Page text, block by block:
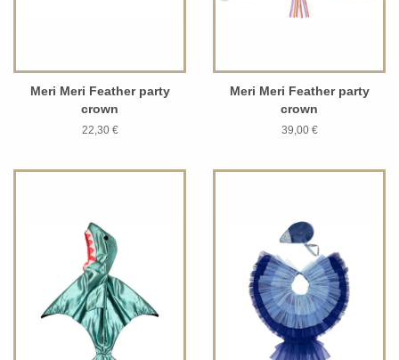
Meri Meri Feather party
crown
22,30 €
Meri Meri Feather party
crown
39,00 €